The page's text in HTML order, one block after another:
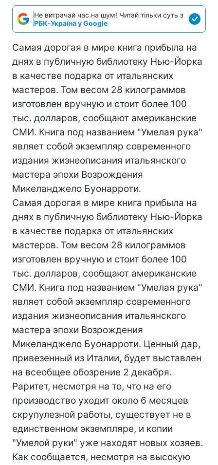
Не витрачай час на шум! Читай тільки суть з
РБК-Україна у Google
Самая дорогая в мире книга прибыла на
днях в публичную библиотеку Нью-Йорка
в качестве подарка от итальянских
мастеров. Том весом 28 килограммов
изготовлен вручную и стоит более 100
тыс. долларов, сообщают американские
СМИ. Книга под названием "Умелая рука"
являет собой экземпляр современного
издания жизнеописания итальянского
мастера эпохи Возрождения
Микеланджело Буонарроти.
Самая дорогая в мире книга прибыла на
днях в публичную библиотеку Нью-Йорка
в качестве подарка от итальянских
мастеров. Том весом 28 килограммов
изготовлен вручную и стоит более 100
тыс. долларов, сообщают американские
СМИ. Книга под названием "Умелая рука"
являет собой экземпляр современного
издания жизнеописания итальянского
мастера эпохи Возрождения
Микеланджело Буонарроти. Ценный дар,
привезенный из Италии, будет выставлен
на всеобщее обозрение 2 декабря.
Раритет, несмотря на то, что на его
производство уходит около 6 месяцев
скрупулезной работы, существует не в
единственном экземпляре, и копии
"Умелой руки" уже находят новых хозяев.
Как сообщается, несмотря на высокую